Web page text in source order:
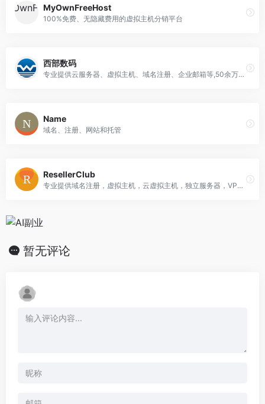
MyOwnFreeHost
100%免费、无隐藏费用的虚拟主机分销平台
西部数码
专业提供云服务器、虚拟主机、域名注册、企业邮箱等,50余万个虚拟主机网站及1000余万个域名用户的共同选择！
Name
域名、注册、网站和托管
ResellerClub
专业提供域名注册，虚拟主机，云虚拟主机，独立服务器，VPS主机，企业邮局，自助建站，SSL数字证书，网站安全备份等产品。
暂无评论